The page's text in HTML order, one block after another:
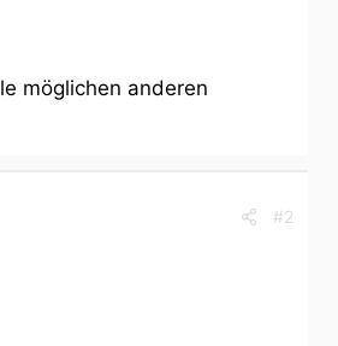
möglichen anderen
#2